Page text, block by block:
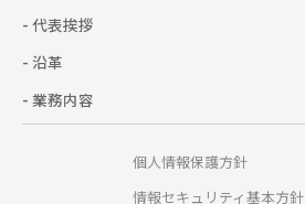
- 代表挨拶
- 沿革
- 業務内容
個人情報保護方針
情報セキュリティ基本方針